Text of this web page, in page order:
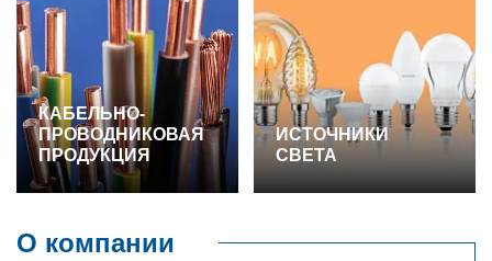
КАБЕЛЬНО-
ПРОВОДНИКОВАЯ
ПРОДУКЦИЯ
ИСТОЧНИКИ
СВЕТА
О компании